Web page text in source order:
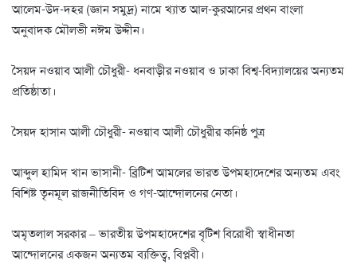
আলেম-উদ-দহর (জ্ঞান সমুদ্র) নামে খ্যাত আল-কুরআনের প্রথন বাংলা
অনুবাদক মৌলভী নঈম উদ্দীন।
সৈয়দ নওয়াব আলী চৌধুরী- ধনবাড়ীর নওয়াব ও ঢাকা বিশ্ব-বিদ্যালয়ের অন্যতম
প্রতিষ্ঠাতা।
সৈয়দ হাসান আলী চৌধুরী- নওয়াব আলী চৌধুরীর কনিষ্ঠ পুত্র
আব্দুল হামিদ খান ভাসানী- ব্রিটিশ আমলের ভারত উপমহাদেশের অন্যতম এবং
বিশিষ্ট তৃনমূল রাজনীতিবিদ ও গণ-আন্দোলনের নেতা।
অমৃতলাল সরকার – ভারতীয় উপমহাদেশের বৃটিশ বিরোধী স্বাধীনতা
আন্দোলনের একজন অন্যতম ব্যক্তিত্ব, বিপ্লবী।